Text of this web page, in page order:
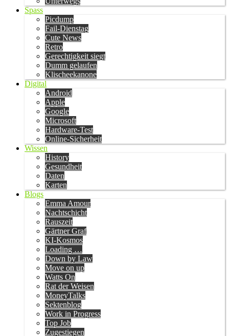
Spass
Picdump
Fail-Dienstag
Cute News
Retro
Gerechtigkeit siegt
Dumm gelaufen
Klischeekanone
Digital
Android
Apple
Google
Microsoft
Hardware-Test
Online-Sicherheit
Wissen
History
Gesundheit
Daten
Karten
Blogs
Emma Amour
Nachtschicht
Rauszeit
Gärtner Graf
KI-Kosmos
Loading …
Down by Law
Move on up
Watts On
Rat der Weisen
MoneyTalks
Sektenblog
Work in Progress
Top Job
Zugestiegen